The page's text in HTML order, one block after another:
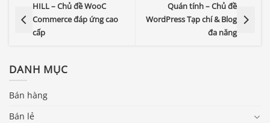
HILL – Chủ đề WooC
Commerce đáp ứng cao
cấp
Quán tính – Chủ đề
WordPress Tạp chí & Blog
đa năng
DANH MỤC
Bán hàng
Bán lẻ